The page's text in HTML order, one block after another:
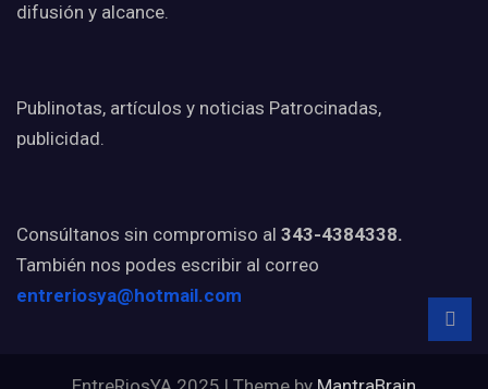
difusión y alcance.
Publinotas, artículos y noticias Patrocinadas,
publicidad.
Consúltanos sin compromiso al 343-4384338.
También nos podes escribir al correo
entreriosya@hotmail.com